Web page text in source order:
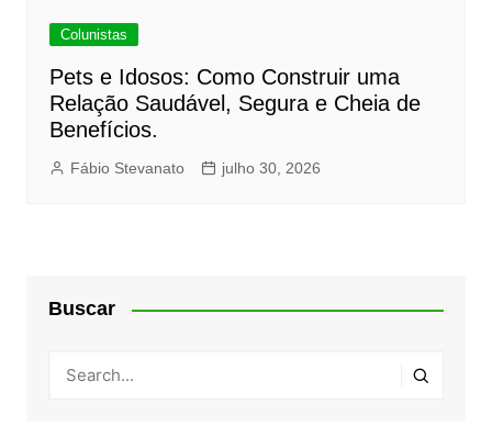
Colunistas
Pets e Idosos: Como Construir uma
Relação Saudável, Segura e Cheia de
Benefícios.
Fábio Stevanato julho 30, 2026
Buscar